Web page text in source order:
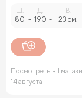
Ш.
80 -
Д.
190 -
В.
23 см.
Посмотреть в 1
14 августа